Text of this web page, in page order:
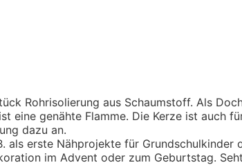
Rohrisolierung aus Schaumstoff. Als
eine genähte Flamme. Die Kerze ist auch
dazu an.
als erste Nähprojekte für Grundschulkinder
im Advent oder zum Geburtstag.